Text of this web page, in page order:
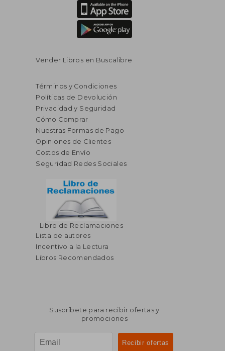
Vender Libros en Buscalibre
Términos y Condiciones
Políticas de Devolución
Privacidad y Seguridad
Cómo Comprar
Nuestras Formas de Pago
Opiniones de Clientes
Costos de Envío
Seguridad Redes Sociales
Libro de Reclamaciones
Lista de autores
Incentivo a la Lectura
Libros Recomendados
Suscríbete para recibir ofertas y
promociones